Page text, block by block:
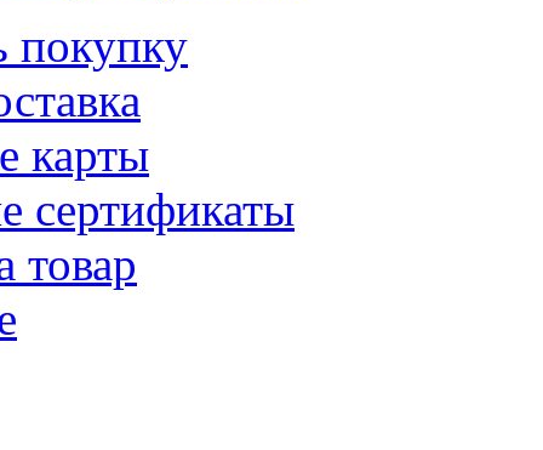
покупку
карты
сертификаты
товар